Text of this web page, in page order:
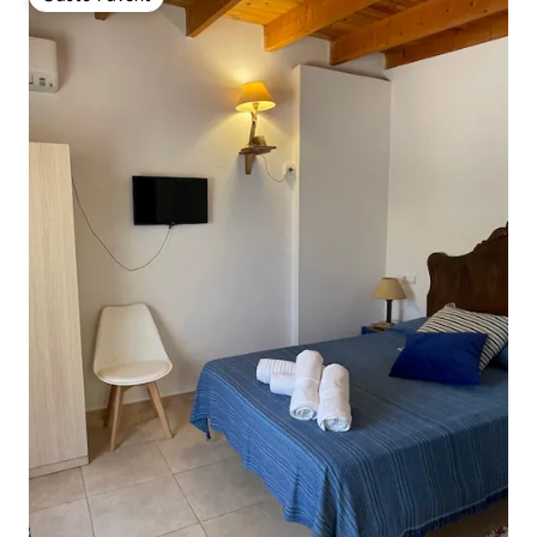
Gäste-Favorit